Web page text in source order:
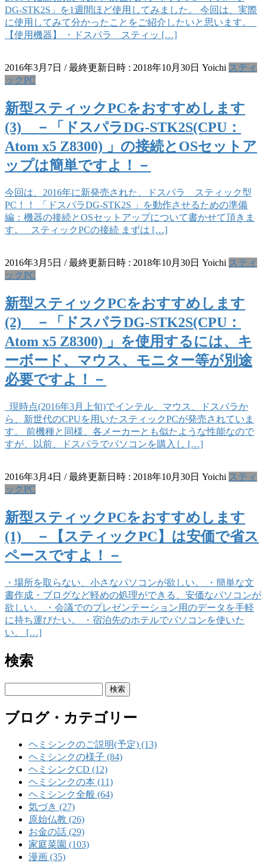
DG-STK2S」を1週間ほど使用してみました。 今回は、実際
に使用してみて分かったことをご紹介したいと思います。
【使用機器】 ・ドスパラ スティッ […]
2016年3月7日 / 最終更新日時 : 2018年10月30日 Yoichi スティ
ックPC
新型スティックPCをおすすめします
(3) －「ドスパラDG-STK2S(CPU：
Atom x5 Z8300) 」の接続とOSセットア
ップは簡単ですよ！－
今回は、2016年に新発売された、ドスパラ スティック型
PC！！ 「ドスパラDG-STK2S 」を動作させるための準備
編：機器の接続とOSセットアップについて書かせて頂きま
す。 スティックPCの接続 まずは […]
2016年3月5日 / 最終更新日時 : 2018年10月30日 Yoichi スティ
ックPC
新型スティックPCをおすすめします
(2) －「ドスパラDG-STK2S(CPU：
Atom x5 Z8300) 」を使用するには、キ
ーボード、マウス、モニター等が別途
必要ですよ！－
現時点(2016年3月上旬)でインテル、マウス、ドスパラか
ら、新世代のCPUを用いたスティックPCが発売されていま
す。 前機種と同様、各メーカーとも似たような性能なので
すが、以前、ドスパラでパソコンを購入し […]
2016年3月4日 / 最終更新日時 : 2018年10月30日 Yoichi スティ
ックPC
新型スティックPCをおすすめします
(1) －【スティックPC】は安価で省ス
ペースですよ！－
・場所を取らない、小さなパソコンが欲しい。 ・簡単な文
書作成・ブログなど軽めの処理ができる、安価なパソコンが
欲しい。 ・会議でのプレゼンテーション用のデータを手軽
に持ち運びたい。 ・宿泊先のホテルでパソコンを使いた
い。 […]
検索
ブログ・カテゴリー
ヘミシンクのご説明(予定) (13)
ヘミシンクの様子 (84)
ヘミシンクCD (12)
ヘミシンクの本 (11)
ヘミシンク全般 (64)
気づき (27)
原始仏教 (26)
お金の話 (29)
家庭菜園 (103)
漫画 (35)